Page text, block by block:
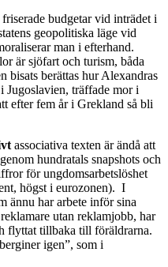
budgetar vid inträdet i
geopolitiska läge vid
man i efterhand.
är sjöfart och turism, båda
bisats berättas hur Alexandras
Jugoslavien, träffade mor i
efter fem år i Grekland så bli
associativa texten är ändå att
hundratals snapshots och
för ungdomsarbetslöshet
högst i eurozonen). I
ännu har arbete inför sina
utan reklamjobb, har
flyttat tillbaka till föräldrarna.
igen”, som i